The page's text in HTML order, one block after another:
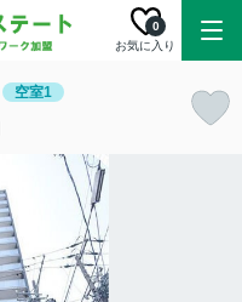
お気に入り
0
空室1